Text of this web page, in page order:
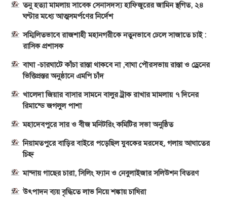
তনু হত্যা মামলায় সাবেক সেনাসদস্য হাফিজুরের জামিন স্থগিত, ২৪
ঘণ্টার মধ্যে আত্মসমর্পণের নির্দেশ
সম্মিলিতভাবে রাজশাহী মহানগরীকে নতুনভাবে ঢেলে সাজাতে চাই :
রাসিক প্রশাসক
বাঘা -চারঘাটে কাঁচা রাস্তা থাকবে না ,বাঘা পৌরসভায় রাস্তা ও ড্রেনের
ভিত্তিপ্রস্তর অনুষ্ঠানে এমপি চাঁদ
খালেদা জিয়ার বাসার সামনে বালুর ট্রাক রাখার মামলায় ৭ দিনের
রিমান্ডে জগলুল পাশা
মহাদেবপুরে সার ও বীজ মনিটরিং কমিটির সভা অনুষ্ঠিত
নিয়ামতপুরে বাড়ির বাইরে পড়েছিল যুবকের মরদেহ, গলায় আঘাতের
চিহ্ন
মান্দায় গাছের চারা, সিলিং ফ্যান ও নেবুলাইজার সলিউশন বিতরণ
উৎপাদন ব্যয় বৃদ্ধিতে লাভ নিয়ে শঙ্কায় চাষিরা